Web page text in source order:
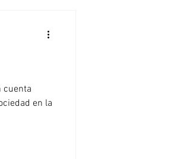
cuenta
en la